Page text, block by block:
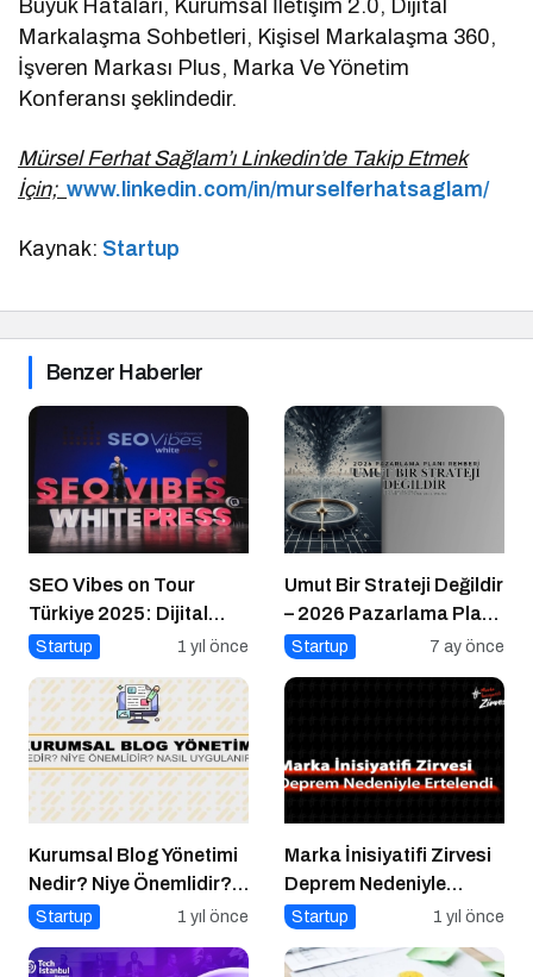
Büyük Hataları, Kurumsal İletişim 2.0, Dijital
Markalaşma Sohbetleri, Kişisel Markalaşma 360,
İşveren Markası Plus, Marka Ve Yönetim
Konferansı şeklindedir.
Mürsel Ferhat Sağlam’ı Linkedin’de Takip Etmek
İçin;www.linkedin.com/in/murselferhatsaglam/
Kaynak: Startup
Benzer Haberler
SEO Vibes on Tour
Türkiye 2025: Dijital
Dünyanın Nabzını Tutan
Startup 1 yıl önce
Umut Bir Strateji Değildir
– 2026 Pazarlama Planı
Rehberi
Startup 7 ay önce
Kurumsal Blog Yönetimi
Nedir? Niye Önemlidir?
Kurumsal Blog Yönetimi
Startup 1 yıl önce
Marka İnisiyatifi Zirvesi
Deprem Nedeniyle
Ertelendi
Startup 1 yıl önce